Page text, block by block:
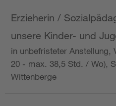
Erzieherin /
unsere Kinder- und
in unbefristeter Anstellung,
20 - max. 38,5 Std. / Wo),
Wittenberge